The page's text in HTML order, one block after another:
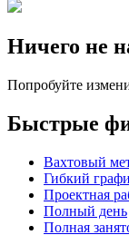
Ничего не
Попробуйте
Быстрые
Вахтовый
Гибкий
Проектная
Полный день
Полная